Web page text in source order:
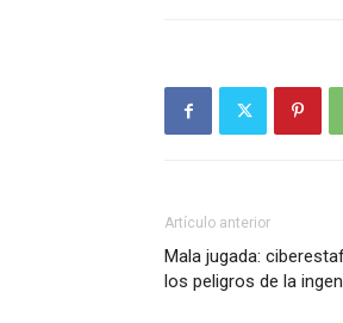
Artículo anterior
Mala jugada:
los peligros de la